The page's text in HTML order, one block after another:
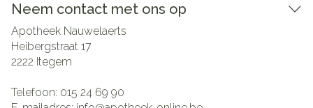
Neem contact met ons op
Apotheek Nauwelaerts
Heibergstraat 17
2222 Itegem
Telefoon: 015 24 69 90